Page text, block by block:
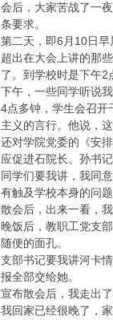
会后，大家苦战了一
条要求。
第二天，即6月10日
超出在大会上讲的那
了。到学校时是下午2
下午，一些同学听说
4点多钟，学生会召开
主义的言行。他说，
还对学院党委的《安
应促进石院长、孙书
同学们要我讲，我同
有触及学校本身的问
散会后，出来一看，
晚饭后，教职工党支
随便的面孔。
支部书记要我讲河卡
报全部交给她。
宣布散会后，我走出
我回家已经很晚了，